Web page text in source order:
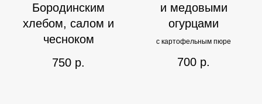
Бородинским
хлебом, салом и
чесноком
750 р.
и медовыми
огурцами
с картофельным пюре
700 р.